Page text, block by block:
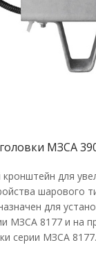
МЗСА
для
шарового
для
МЗСА 8177 и на
серии МЗСА 8177.